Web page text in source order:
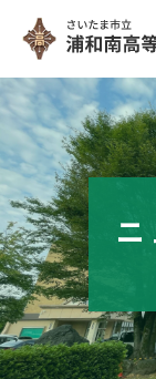
HOME
学校紹介
南高の教育
学校生活